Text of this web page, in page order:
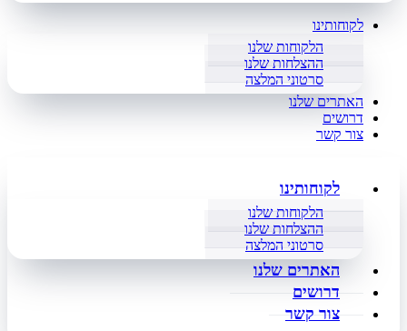
לקוחותינו
הלקוחות שלנו
ההצלחות שלנו
סרטוני המלצה
האתרים שלנו
דרושים
צור קשר
לקוחותינו
הלקוחות שלנו
ההצלחות שלנו
סרטוני המלצה
האתרים שלנו
דרושים
צור קשר